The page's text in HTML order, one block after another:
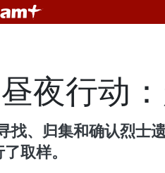
夜行动
找、归集和确认烈士
取样。